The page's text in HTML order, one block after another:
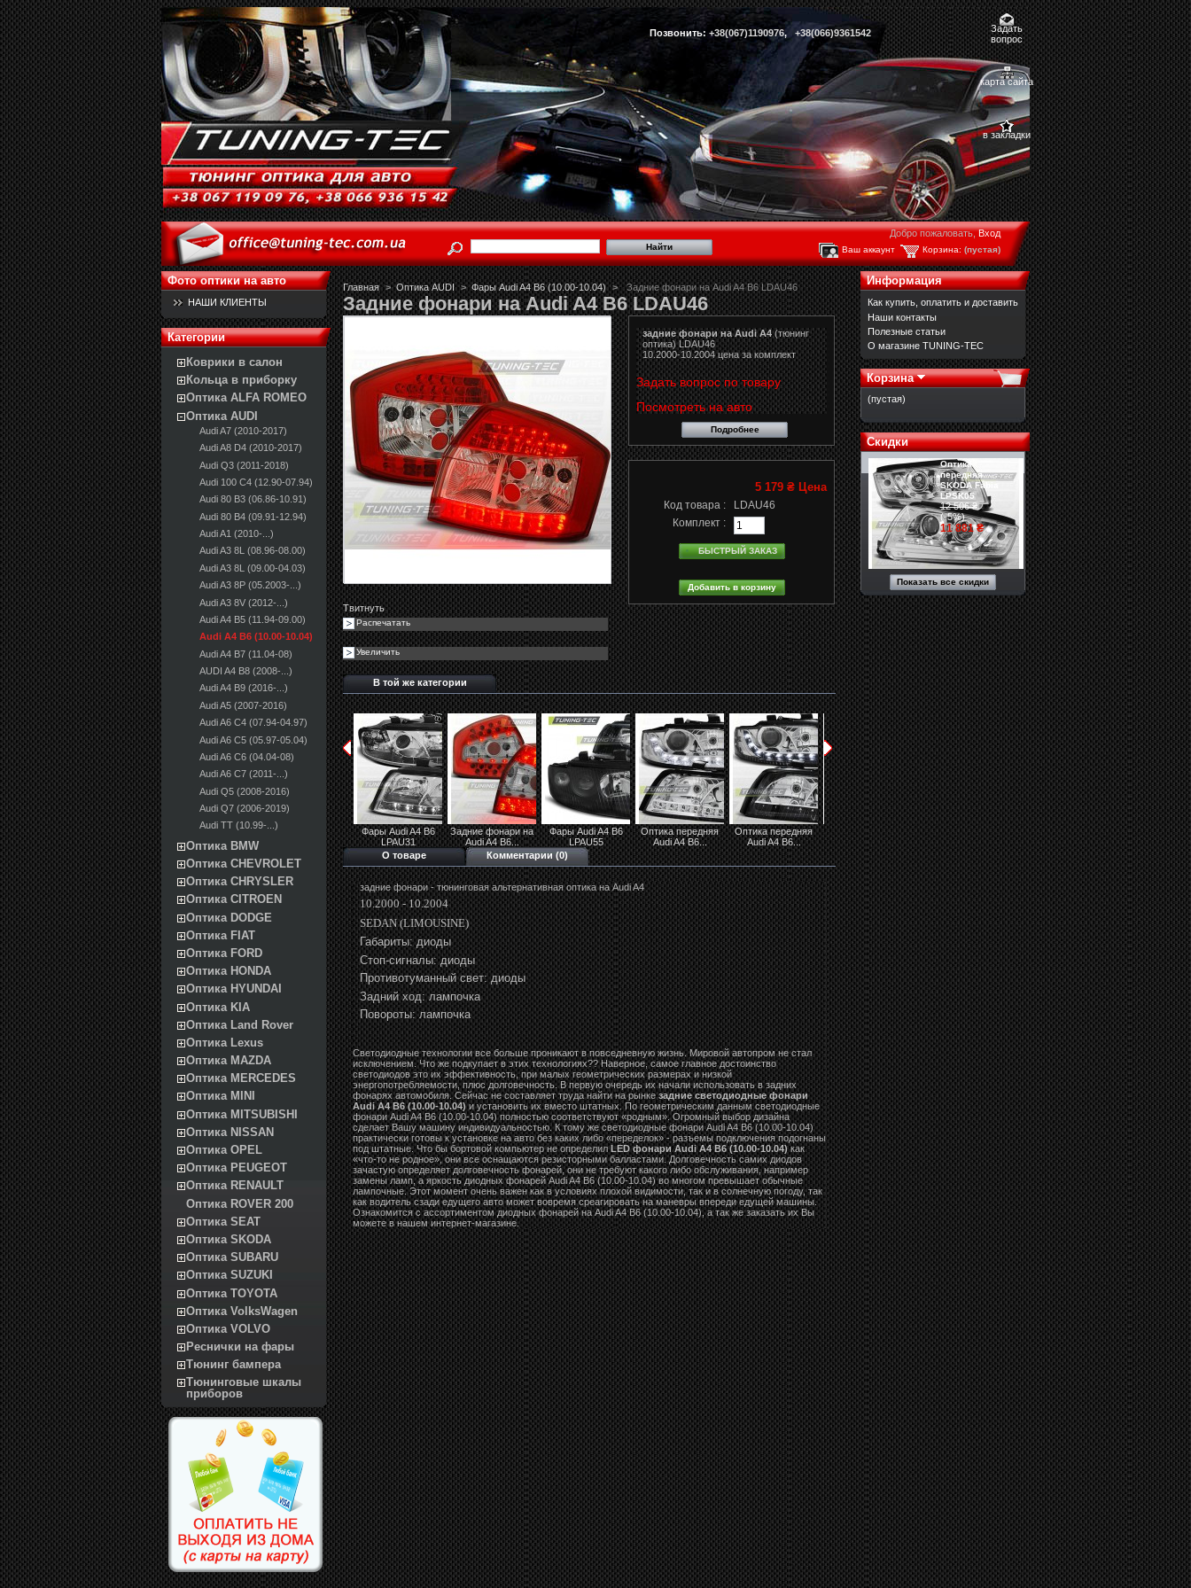
Позвонить: +38(067)1190976, +38(066)9361542
Задать
вопрос
карта сайта
в закладки
Добро пожаловать,Вход
Корзина: (пустая)
Ваш аккаунт
Фото оптики на авто
НАШИ КЛИЕНТЫ
Категории
Коврики в салон
Кольца в приборку
Оптика ALFA ROMEO
Оптика AUDI
Audi A7 (2010-2017)
Audi A8 D4 (2010-2017)
Audi Q3 (2011-2018)
Audi 100 С4 (12.90-07.94)
Audi 80 B3 (06.86-10.91)
Audi 80 B4 (09.91-12.94)
Audi A1 (2010-...)
Audi A3 8L (08.96-08.00)
Audi A3 8L (09.00-04.03)
Audi A3 8P (05.2003-...)
Audi A3 8V (2012-...)
Audi A4 B5 (11.94-09.00)
Audi A4 B6 (10.00-10.04)
Audi A4 B7 (11.04-08)
AUDI A4 B8 (2008-...)
Audi A4 B9 (2016-...)
Audi A5 (2007-2016)
Audi A6 C4 (07.94-04.97)
Audi A6 C5 (05.97-05.04)
Audi A6 C6 (04.04-08)
Audi A6 C7 (2011-...)
Audi Q5 (2008-2016)
Audi Q7 (2006-2019)
Audi TT (10.99-...)
Оптика BMW
Оптика CHEVROLET
Оптика CHRYSLER
Оптика CITROEN
Оптика DODGE
Оптика FIAT
Оптика FORD
Оптика HONDA
Оптика HYUNDAI
Оптика KIA
Оптика Land Rover
Оптика Lexus
Оптика MAZDA
Оптика MERCEDES
Оптика MINI
Оптика MITSUBISHI
Оптика NISSAN
Оптика OPEL
Оптика PEUGEOT
Оптика RENAULT
Оптика ROVER 200
Оптика SEAT
Оптика SKODA
Оптика SUBARU
Оптика SUZUKI
Оптика TOYOTA
Оптика VolksWagen
Оптика VOLVO
Реснички на фары
Тюнинг бампера
Тюнинговые шкалы
приборов
Главная > Оптика AUDI > Фары Audi A4 B6 (10.00-10.04) > Задние фонари на Audi A4 B6 LDAU46
Задние фонари на Audi A4 B6 LDAU46
Твитнуть
Распечатать
Увеличить
задние фонари на Audi A4(тюнинг
оптика) LDAU46
10.2000-10.2004 цена за комплект
Задать вопрос по товару
Посмотреть на авто
Подробнее
5 179 ₴Цена
Код товара :
LDAU46
Комплект :
БЫСТРЫЙ ЗАКАЗ
В той же категории
Фары Audi A4 B6
LPAU31
Задние фонари на
Audi A4 B6...
Фары Audi A4 B6
LPAU55
Оптика передняя
Audi A4 B6...
Оптика передняя
Audi A4 B6...
Задние фонари на
Audi A4 B6...
Задние фонари на
Audi A4 B6...
Реснички на фары
Audi...
Реснички на фары
Audi...
О товаре
Комментарии (0)
задние фонари - тюнинговая альтернативная оптика на Audi A4
10.2000 - 10.2004
SEDAN (LIMOUSINE)
Габариты: диоды
Стоп-сигналы: диоды
Противотуманный свет: диоды
Задний ход: лампочка
Повороты: лампочка
Светодиодные технологии все больше проникают в повседневную жизнь. Мировой автопром не стал
исключением. Что же подкупает в этих технологиях?? Наверное, самое главное достоинство
светодиодов это их эффективность, при малых геометрических размерах и низкой
энергопотребляемости, плюс долговечность. В первую очередь их начали использовать в задних
фонарях автомобиля. Сейчас не составляет труда найти на рынкезадние светодиодные фонари
Audi A4 B6 (10.00-10.04)и установить их вместо штатных. По геометрическим данным светодиодные
фонари Audi A4 B6 (10.00-10.04) полностью соответствуют «родным». Огромный выбор дизайна
сделает Вашу машину индивидуальностью. К тому же светодиодные фонари Audi A4 B6 (10.00-10.04)
практически готовы к установке на авто без каких либо «переделок» - разъемы подключения подогнаны
под штатные. Что бы бортовой компьютер не определилLED фонари Audi A4 B6 (10.00-10.04)как
«что-то не родное», они все оснащаются резисторными балластами. Долговечность самих диодов
зачастую определяет долговечность фонарей, они не требуют какого либо обслуживания, например
замены ламп, а яркость диодных фонарей Audi A4 B6 (10.00-10.04) во многом превышает обычные
лампочные. Этот момент очень важен как в условиях плохой видимости, так и в солнечную погоду, так
как водитель сзади едущего авто может вовремя среагировать на маневры впереди едущей машины.
Ознакомится с ассортиментом диодных фонарей на Audi A4 B6 (10.00-10.04), а так же заказать их Вы
можете в нашем интернет-магазине.
Информация
Как купить, оплатить и доставить
Наши контакты
Полезные статьи
О магазине TUNING-TEC
Корзина
(пустая)
Скидки
Оптика
передняя
SKODA Fabia
LPSK05
12 506 ₴
(-5%)
11 881 ₴
Показать все скидки